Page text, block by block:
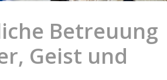
Betreuung
Geist und